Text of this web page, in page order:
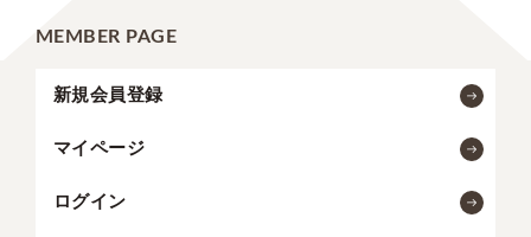
MEMBER PAGE
新規会員登録
マイページ
ログイン